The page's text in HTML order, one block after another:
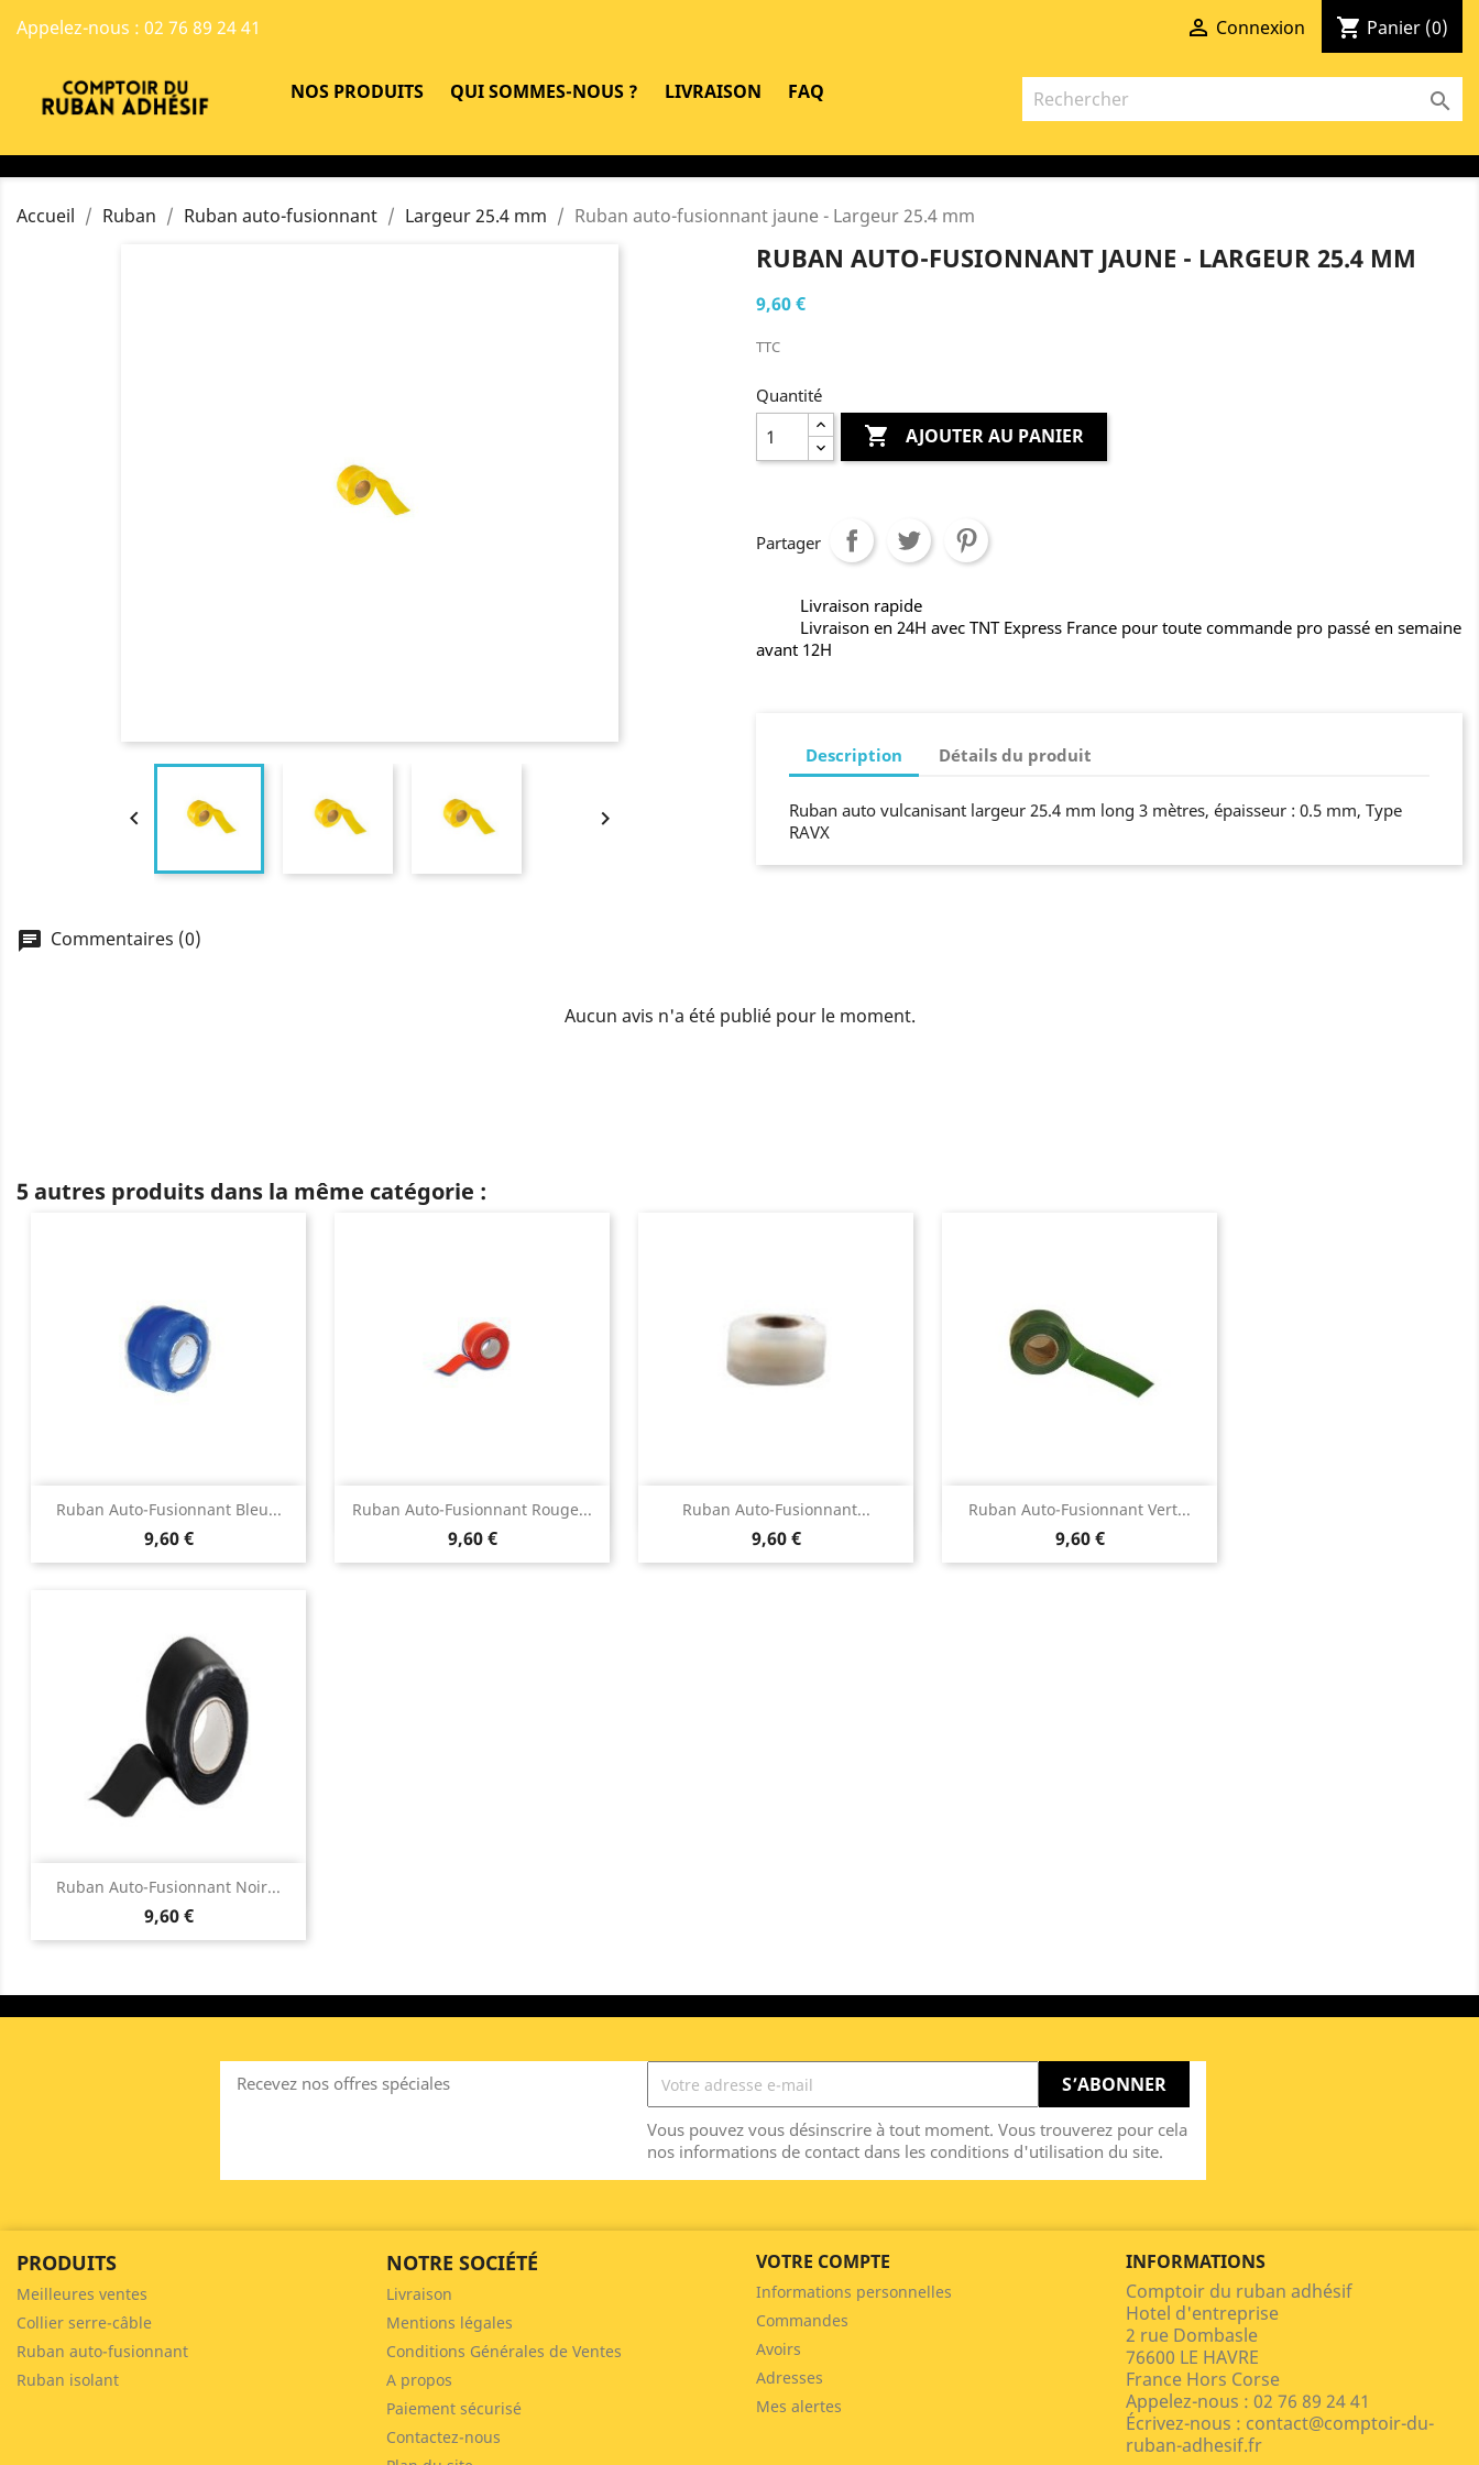
Appelez-nous : 02 76 89 24 41  Connexion shopping_cart Panier (0)
NOS PRODUITS QUI SOMMES-NOUS ? LIVRAISON FAQ 
Accueil Ruban Ruban auto-fusionnant Largeur 25.4 mm Ruban auto-fusionnant jaune - Largeur 25.4 mm
 
RUBAN AUTO-FUSIONNANT JAUNE - LARGEUR 25.4 MM
9,60 €
TTC
Quantité
 AJOUTER AU PANIER
Partager
Livraison rapide
Livraison en 24H avec TNT Express France pour toute commande pro passé en semaine
avant 12H
Description Détails du produit
Ruban auto vulcanisant largeur 25.4 mm long 3 mètres, épaisseur : 0.5 mm, Type
RAVX
chat Commentaires (0)
Aucun avis n'a été publié pour le moment.
5 autres produits dans la même catégorie :
Ruban Auto-Fusionnant Bleu...
9,60 €
Aperçu rapide Ruban Auto-Fusionnant Rouge...
9,60 €
Aperçu rapide Ruban Auto-Fusionnant...
9,60 €
Aperçu rapide Ruban Auto-Fusionnant Vert...
9,60 €
Aperçu rapide
Ruban Auto-Fusionnant Noir...
9,60 €
Aperçu rapide
Recevez nos offres spéciales
Vous pouvez vous désinscrire à tout moment. Vous trouverez pour cela
nos informations de contact dans les conditions d'utilisation du site.
PRODUITS
Meilleures ventes
Collier serre-câble
Ruban auto-fusionnant
Ruban isolant
NOTRE SOCIÉTÉ
Livraison
Mentions légales
Conditions Générales de Ventes
A propos
Paiement sécurisé
Contactez-nous
VOTRE COMPTE
Informations personnelles
Commandes
Avoirs
Adresses
Mes alertes
INFORMATIONS
Comptoir du ruban adhésif
Hotel d'entreprise
2 rue Dombasle
76600 LE HAVRE
France Hors Corse
Appelez-nous : 02 76 89 24 41
Écrivez-nous : contact@comptoir-du-
ruban-adhesif.fr